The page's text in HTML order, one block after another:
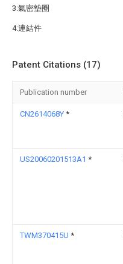
3:氣密墊圈
4:連結件
Patent Citations (17)
Publication number
CN2614068Y *
US20060201513A1 *
TWM370415U *